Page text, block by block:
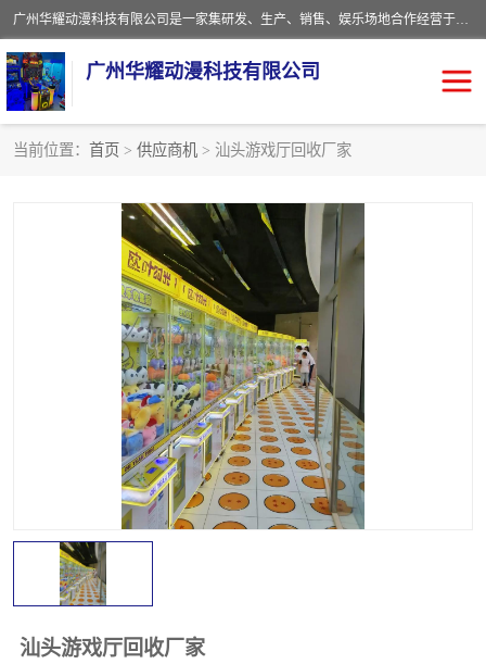
广州华耀动漫科技有限公司是一家集研发、生产、销售、娱乐场地合作经营于一体的动漫游戏公司。本公司拥有一支年轻化集研发生产到售后服务的队伍，及时地为客户提供、赚钱的产品。本公司以雄厚的实力、合理的价格、优良的服务与多家企业建立了长期的合作关系。热诚欢迎各界前来参观、考察、洽谈业务。目前公司经营的产品有：各种捕渔游戏机系列，大型模拟机系列、轮盘机系列、连线机系列、框体机系列、玛莉机系列等。
广州华耀动漫科技有限公司
当前位置： 首页 > 供应商机 > 汕头游戏厅回收厂家
汕头游戏厅回收厂家
电玩城回收
儿童机回收
*机回收